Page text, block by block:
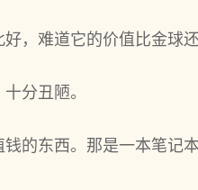
，难道它的价值比金球还
分丑陋。
的东西。那是一本笔记